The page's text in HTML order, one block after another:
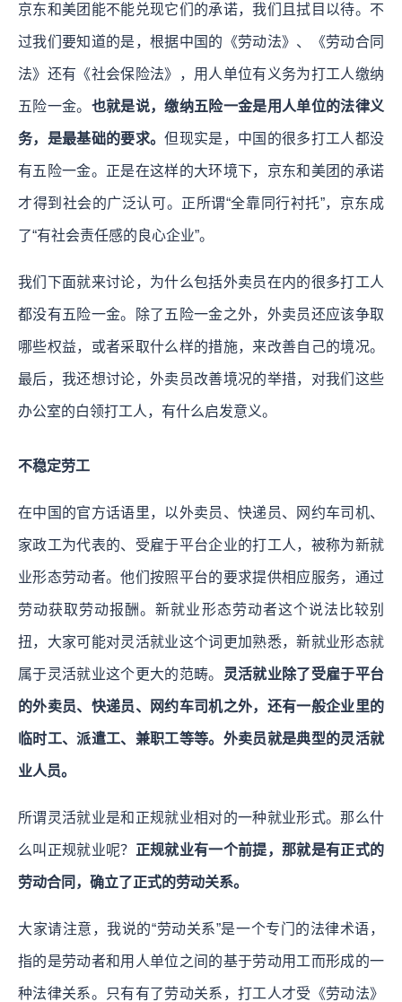
京东和美团能不能兑现它们的承诺，我们且拭目以待。不
过我们要知道的是，根据中国的《劳动法》、《劳动合同
法》还有《社会保险法》，用人单位有义务为打工人缴纳
五险一金。 也就是说，缴纳五险一金是用人单位的法律义
务，是最基础的要求。但现实是，中国的很多打工人都没
有五险一金。正是在这样的大环境下，京东和美团的承诺
才得到社会的广泛认可。 正所谓“全靠同行衬托”，京东成
了“有社会责任感的良心企业”。
我们下面就来讨论，为什么包括外卖员在内的很多打工人
都没有五险一金。除了五险一金之外，外卖员还应该争取
哪些权益，或者采取什么样的措施，来改善自己的境况。
最后，我还想讨论，外卖员改善境况的举措，对我们这些
办公室的白领打工人，有什么启发意义。
不稳定劳工
在中国的官方话语里，以外卖员、快递员、网约车司机、
家政工为代表的、受雇于平台企业的打工人，被称为新就
业形态劳动者。他们按照平台的要求提供相应服务，通过
劳动获取劳动报酬。新就业形态劳动者这个说法比较别
扭，大家可能对灵活就业这个词更加熟悉，新就业形态就
属于灵活就业这个更大的范畴。 灵活就业除了受雇于平台
的外卖员、快递员、网约车司机之外，还有一般企业里的
临时工、派遣工、兼职工等等。外卖员就是典型的灵活就
业人员。
所谓灵活就业是和正规就业相对的一种就业形式。那么什
么叫正规就业呢？ 正规就业有一个前提，那就是有正式的
劳动合同，确立了正式的劳动关系。
大家请注意，我说的“劳动关系”是一个专门的法律术语，
指的是劳动者和用人单位之间的基于劳动用工而形成的一
种法律关系。只有有了劳动关系，打工人才受《劳动法》